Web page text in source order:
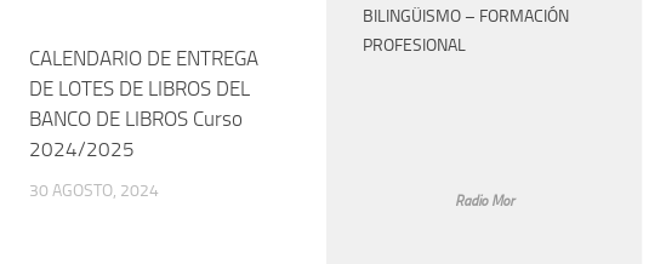
CALENDARIO DE ENTREGA
DE LOTES DE LIBROS DEL
BANCO DE LIBROS Curso
2024/2025
30 AGOSTO, 2024
BILINGÜISMO – FORMACIÓN
PROFESIONAL
Radio Mor